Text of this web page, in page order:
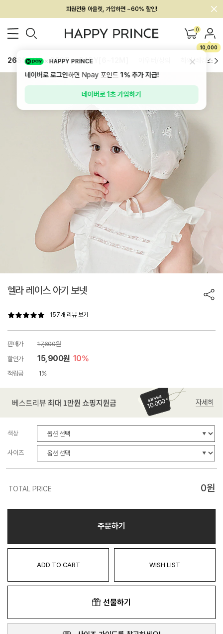
회원전용 아울렛, 가입하면 ~60% 할인!
멤버십 최대 28,000원 혜택 0
10,000
26SS 신상 BEST BABY[6~12M] 하의/레깅스
헬라 레이스 아기 보넷
157개 리뷰 보기
판매가
17,600원
할인가
15,900원 10%
적립금 1%
색상
사이즈
TOTAL PRICE 0원
주문하기
ADD TO CART WISH LIST
선물하기
HAPPY PRINCE
네이버로 로그인하면 Npay 포인트1%추가 지급!
네이버로 1초 가입하기